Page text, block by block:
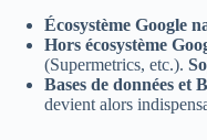
Écosystème Google
Hors écosystème
(Supermetrics, etc.).
Bases de données et
devient alors